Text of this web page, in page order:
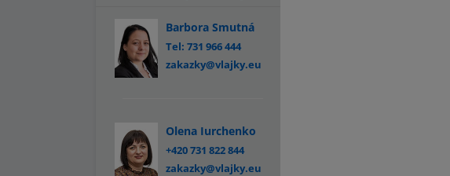
Barbora Smutná
Tel: 731 966 444
zakazky@vlajky.eu
Olena Iurchenko
+420 731 822 844
zakazky@vlajky.eu